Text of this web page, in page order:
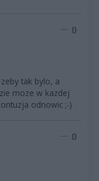
0
tak bylo, a
moze w kazdej
odnowic ;-)
0